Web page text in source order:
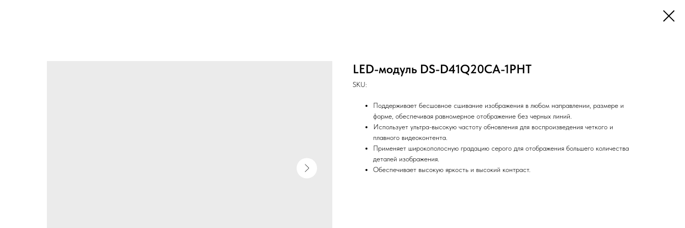
LED-модуль DS-D41Q20CA-1PHT
SKU:
Поддерживает бесшовное сшивание изображения в любом направлении, размере и
форме, обеспечивая равномерное отображение без черных линий.
Использует ультра-высокую частоту обновления для воспроизведения четкого и
плавного видеоконтента.
Применяет широкополосную градацию серого для отображения большего количества
деталей изображения.
Обеспечивает высокую яркость и высокий контраст.